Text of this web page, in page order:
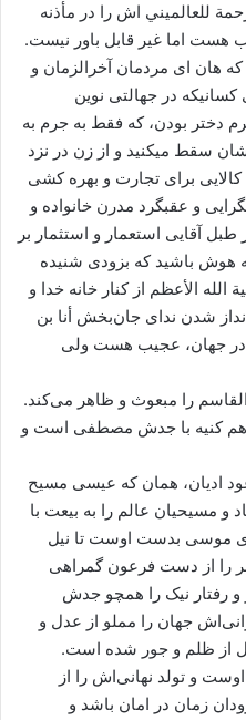
للعالمیني اش را در مأذنه
هست اما غیر قابل باور نیست.
هان ای مردمان آخرالزمان و
در جهالتی نوین
دختر بودن، که فقط به جرم به
سقط میکنید و از زن در نزد
برای تجارت و بهره کشی
و عقبگرد مدرن خانواده و
طبل آقایی استعمار و استثمار بر
هوش باشید که بزودی شنیده
الأعظم از کنار خانه خدا و
شدن ندای جان‌بخش أنا بن
در جهان، عجیب هست ولی
را مبعوث و ظاهر می‌کند.
هم کنیه با جدش مصطفی است و
ادیان، همان که عیسی مسیح
مسیحیان عالم را به بیعت با
موسی بدست اوست تا نیل
را از دست فرعون گمراهی
و رفتار نیک را همچو جدش
جهان را مملو از عدل و
از ظلم و جور شده است.
و تولد نهانی‌اش را از
زمان در امان باشد و